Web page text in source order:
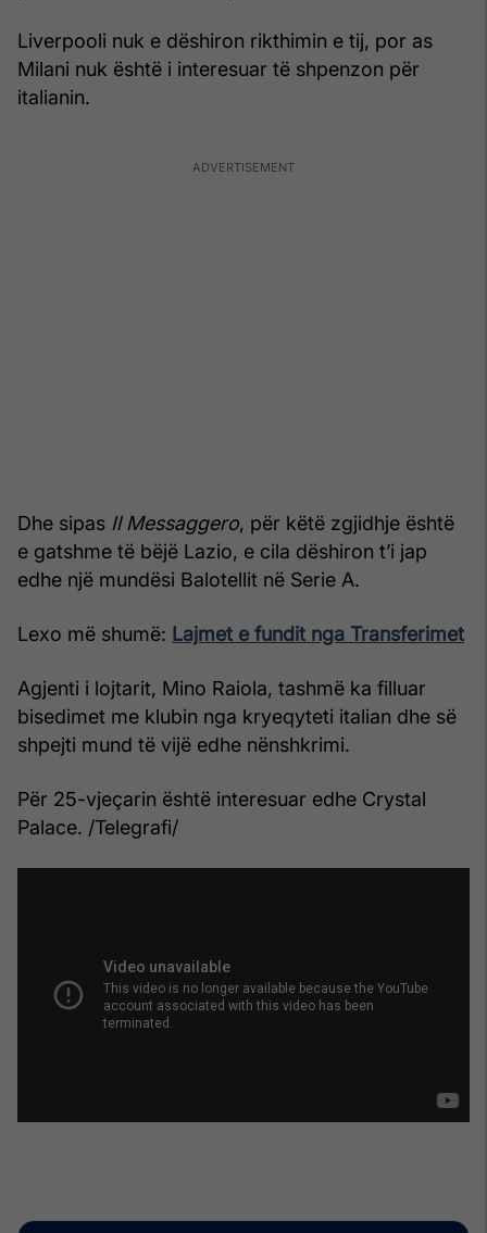
Liverpooli nuk e dëshiron rikthimin e tij, por as
Milani nuk është i interesuar të shpenzon për
italianin.
Dhe sipas Il Messaggero, për këtë zgjidhje është
e gatshme të bëjë Lazio, e cila dëshiron t’i jap
edhe një mundësi Balotellit në Serie A.
Lexo më shumë: Lajmet e fundit nga Transferimet
Agjenti i lojtarit, Mino Raiola, tashmë ka filluar
bisedimet me klubin nga kryeqyteti italian dhe së
shpejti mund të vijë edhe nënshkrimi.
Për 25-vjeçarin është interesuar edhe Crystal
Palace. /Telegrafi/